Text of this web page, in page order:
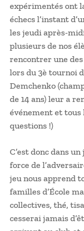
expérimentés ont
échecs l’instant
les jeudi après-
plusieurs de nos
rencontrer une
lors du 3è tournoi
Demchenko
de 14 ans) leur a
événement et tous
questions !)
C’est donc dans
force de
jeu nous apprend
familles d’École
collectives, thé,
cesserai jamais